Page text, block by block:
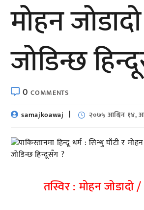
मोहन
जोडिन्छ
0COMMENTS
samajkoawaj
२०७५ आश्विन १४,
तस्विर : मोहन